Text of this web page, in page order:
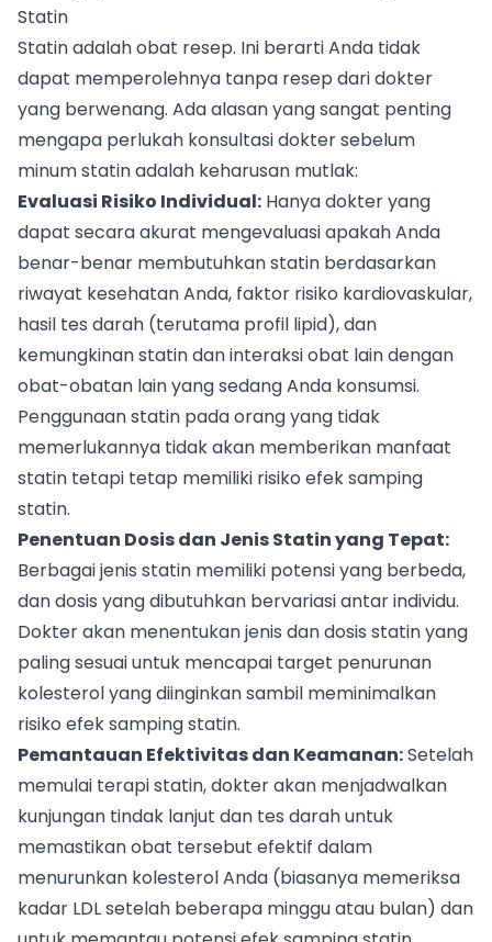
Statin
Statin adalah obat resep. Ini berarti Anda tidak
dapat memperolehnya tanpa resep dari dokter
yang berwenang. Ada alasan yang sangat penting
mengapa perlukah konsultasi dokter sebelum
minum statin adalah keharusan mutlak:
Evaluasi Risiko Individual: Hanya dokter yang
dapat secara akurat mengevaluasi apakah Anda
benar-benar membutuhkan statin berdasarkan
riwayat kesehatan Anda, faktor risiko kardiovaskular,
hasil tes darah (terutama profil lipid), dan
kemungkinan statin dan interaksi obat lain dengan
obat-obatan lain yang sedang Anda konsumsi.
Penggunaan statin pada orang yang tidak
memerlukannya tidak akan memberikan manfaat
statin tetapi tetap memiliki risiko efek samping
statin.
Penentuan Dosis dan Jenis Statin yang Tepat:
Berbagai jenis statin memiliki potensi yang berbeda,
dan dosis yang dibutuhkan bervariasi antar individu.
Dokter akan menentukan jenis dan dosis statin yang
paling sesuai untuk mencapai target penurunan
kolesterol yang diinginkan sambil meminimalkan
risiko efek samping statin.
Pemantauan Efektivitas dan Keamanan:Setelah
memulai terapi statin, dokter akan menjadwalkan
kunjungan tindak lanjut dan tes darah untuk
memastikan obat tersebut efektif dalam
menurunkan kolesterol Anda (biasanya memeriksa
kadar LDL setelah beberapa minggu atau bulan) dan